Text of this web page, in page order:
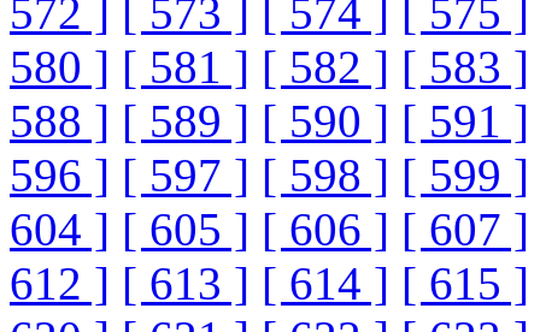
572 ] [ 573 ] [ 574 ] [ 575 ]
580 ] [ 581 ] [ 582 ] [ 583 ]
588 ] [ 589 ] [ 590 ] [ 591 ]
596 ] [ 597 ] [ 598 ] [ 599 ]
604 ] [ 605 ] [ 606 ] [ 607 ]
612 ] [ 613 ] [ 614 ] [ 615 ]